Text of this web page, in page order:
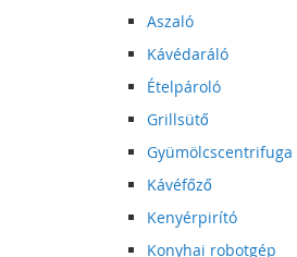
Aszaló
Kávédaráló
Ételpároló
Grillsütő
Gyümölcscentrifuga
Kávéfőző
Kenyérpirító
Konyhai robotgép